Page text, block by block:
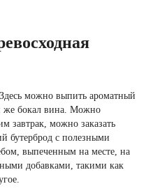
можно выпить ароматный
же бокал вина. Можно
завтрак, можно заказать
бутерброд с полезными
выпеченным на месте, на
добавками, такими как